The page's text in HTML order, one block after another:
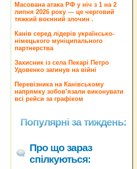
Масована атака РФ у ніч з 1 на 2
липня 2026 року — це черговий
тяжкий воєнний злочин .
Канів серед лідерів українсько-
німецького муніципального
партнерства
Захисник із села Пекарі Петро
Удовенко загинув на війні
Перевізника на Канівському
напрямку зобов’язали виконувати
всі рейси за графіком
Популярні за тиждень:
Про що зараз
спілкуються: